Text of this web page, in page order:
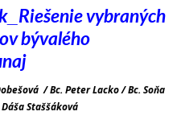
Riešenie vybraných
bývalého
/ Bc. Peter Lacko / Bc. Soňa
Staššáková